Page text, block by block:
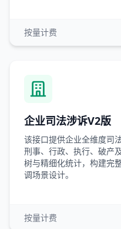
按量计费
企业司法涉诉V2版
该接口提供企业全维度司
刑事、行政、执行、破产
树与精细化统计，构建完
调场景设计。
按量计费